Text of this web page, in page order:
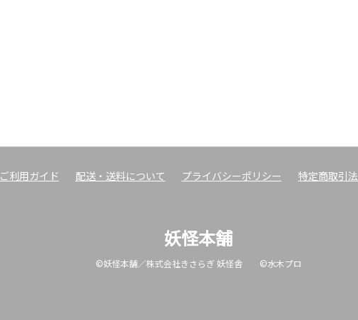
ご利用ガイド 配送・送料について プライバシーポリシー 特定商取引
妖怪本舗
©妖怪本舗／株式会社きさらぎ 妖怪舎 ©水木プロ